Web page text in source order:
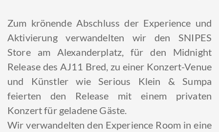
Zum krönende Abschluss der Experience und
Aktivierung verwandelten wir den SNIPES
Store am Alexanderplatz, für den Midnight
Release des AJ11 Bred, zu einer Konzert-Venue
und Künstler wie Serious Klein & Sumpa
feierten den Release mit einem privaten
Konzert für geladene Gäste.
Wir verwandelten den Experience Room in eine